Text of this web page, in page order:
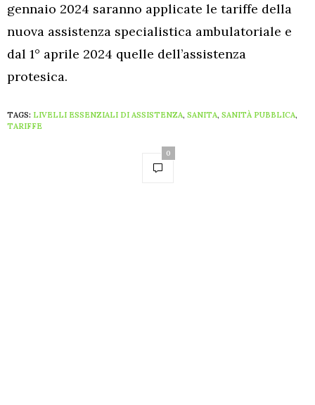
gennaio 2024 saranno applicate le tariffe della
nuova assistenza specialistica ambulatoriale e
dal 1° aprile 2024 quelle dell’assistenza
protesica.
TAGS: LIVELLI ESSENZIALI DI ASSISTENZA, SANITA, SANITÀ PUBBLICA,
TARIFFE
0